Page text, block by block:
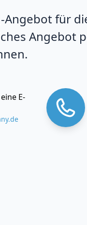
Angebot für
Angebot
E-